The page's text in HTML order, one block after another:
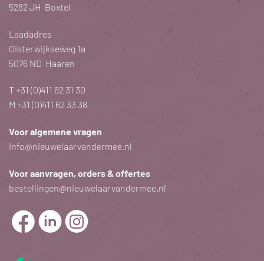
5282 JH Boxtel
Laadadres
Oisterwijkseweg 1a
5076 ND Haaren
T+31 (0)411 62 31 30
M +31 (0)411 62 33 38
Voor algemene vragen
info@nieuwelaarvandermee.nl
Voor aanvragen, orders & offertes
bestellingen@nieuwelaarvandermee.nl